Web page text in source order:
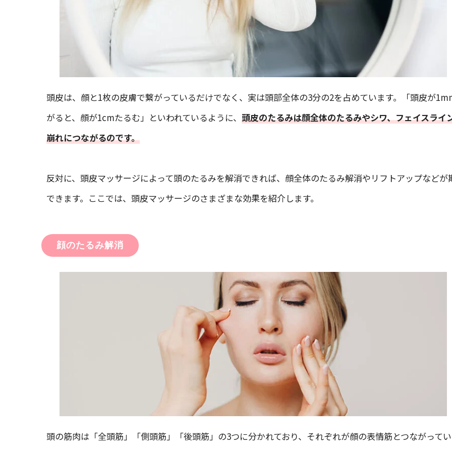
頭皮は、顔と1枚の皮膚で繋がっているだけでなく、実は頭部全体の3分の2を占めています。「頭皮が
がると、顔が1cmたるむ」といわれているように、 頭皮のたるみは顔全体のたるみやシワ、フェイスライ
崩れにつながるのです。
反対に、頭皮マッサージによって頭のたるみを解消できれば、顔全体のたるみ解消やリフトアップなどが
できます。ここでは、頭皮マッサージのさまざまな効果を紹介します。
顔のたるみ解消
頭の筋肉は「全頭筋」「側頭筋」「後頭筋」の3つに分かれており、それぞれが顔の表情筋とつながって